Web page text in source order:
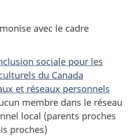
avec le cadre
sociale pour les
du Canada
et réseaux personnels
membre dans le réseau
local (parents proches
proches)